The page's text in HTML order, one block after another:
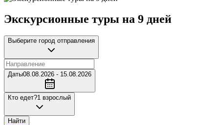
Экскурсионные туры на 9 дней
Выберите город отправления
Даты08.08.2026 - 15.08.2026
Кто едет?1 взрослый
Найти